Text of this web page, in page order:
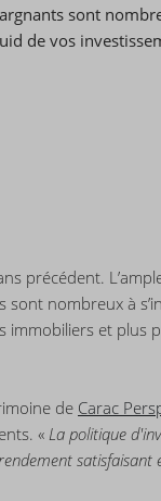
sont
de vos
précédent.
nombreux à
immobiliers et plus
de Carac
« La politique
satisfaisant